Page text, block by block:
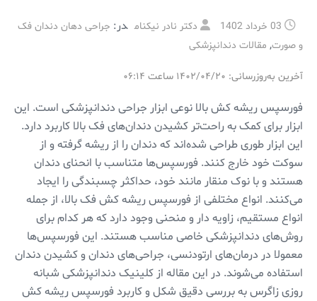
03 خرداد 1402 دکتر نادر نیکنام در: جراحی دهان دندان فک
و صورت, مقالات دندانپزشکی
آخرین به‌روزرسانی: ۱۴۰۲/۰۴/۲۰ ساعت ۰۶:۱۴
فورسپس ریشه کش بالا نوعی ابزار جراحی دندانپزشکی است. این
ابزار برای کمک به راحت‌تر کشیدن دندان‌های فک بالا کاربرد دارد.
این ابزار طوری طراحی شده‌اند که دندان را از ریشه گرفته و از
سوکت خود خارج کنند. فورسپس‌ها متناسب با انحنای دندان
هستند و با نوک منقار مانند خود، حداکثر چسبندگی را ایجاد
می‌کنند. انواع مختلفی از فورسپس ریشه کش فک بالا، از جمله
انواع مستقیم، زاویه دار و منحنی وجود دارد که هر کدام برای
روش‌های دندانپزشکی خاصی مناسب هستند. این فورسپس‌ها
معمولا در درمان‌های ارتودنسی، جراحی‌های دندان و کشیدن دندان
استفاده می‌شوند. در این مقاله از کلینیک دندانپزشکی شبانه
روزی زاگرس به بررسی دقیق شکل و کاربرد فورسپس ریشه کش